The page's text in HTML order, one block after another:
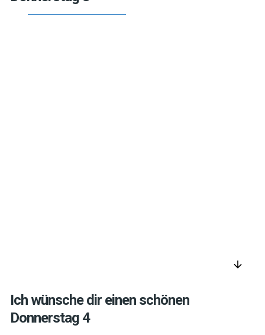
arrow_downward
Ich wünsche dir einen schönen
Donnerstag 4